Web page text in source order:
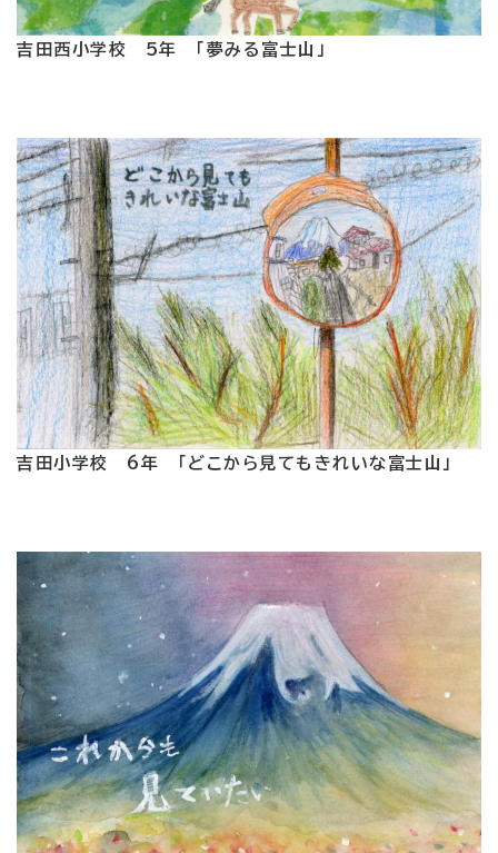
吉田西小学校 5年 「夢みる富士山」
吉田小学校 6年 「どこから見てもきれいな富士山」